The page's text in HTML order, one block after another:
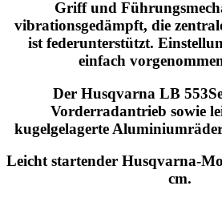
Griff und
vibrationsgedämpft, die
ist federunterstützt.
einfach
Der Husqvarna LB
Vorderradantrieb sowie
kugelgelagerte
Leicht startender Husqvarna-
cm.